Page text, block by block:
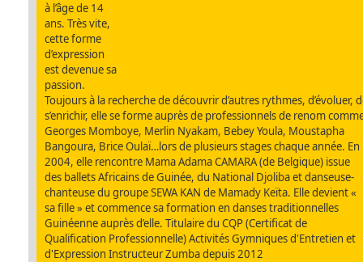
à l’âge de 14
ans. Très vite,
cette forme
d’expression
est devenue sa
passion.
Toujours à la recherche de découvrir d’autres rythmes, d’évoluer,
s’enrichir, elle se forme auprès de professionnels de renom
Georges Momboye, Merlin Nyakam, Bebey Youla, Moustapha
Bangoura, Brice Oulaï…lors de plusieurs stages chaque année. En
2004, elle rencontre Mama Adama CAMARA (de Belgique) issue
des ballets Africains de Guinée, du National Djoliba et danseuse-
chanteuse du groupe SEWA KAN de Mamady Keïta. Elle devient «
sa fille » et commence sa formation en danses traditionnelles
Guinéenne auprès d’elle. Titulaire du CQP (Certificat de
Qualification Professionnelle) Activités Gymniques d'Entretien et
d'Expression Instructeur Zumba depuis 2012